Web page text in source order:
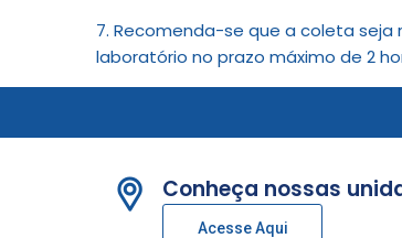
7. Recomenda-se que a coleta
laboratório no prazo máximo de 2
Conheça nossas
Acesse Aqui